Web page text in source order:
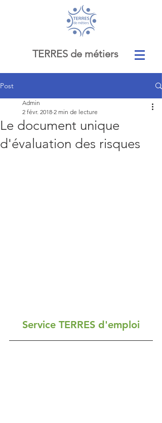
TERRES de métiers
Post
Le document unique
d'évaluation des risques
Admin
2 févr. 2018 2 min de lecture
Service TERRES d'emploi